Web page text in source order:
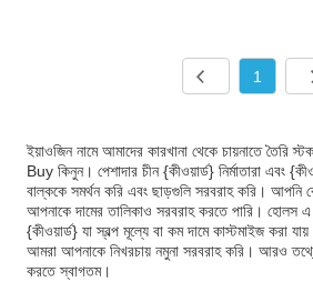
1
ইয়াওজিন নামে আমাদের কারখানা থেকে চায়নাতে তৈরি
Buy কিনুন। পেশাদার চীন {কীওয়ার্ড} নির্মাতারা এবং
বাল্ককে সমর্থন করি এবং ছাড়গুলি সরবরাহ করি। আপনি
আপনাকে দামের তালিকাও সরবরাহ করতে পারি। হোলস
{কীওয়ার্ড} যা স্বল্প মূল্যে বা কম দামে কাস্টমাইজ করা
আমরা আপনাকে নিখরচায় নমুনা সরবরাহ করি। আরও
করতে স্বাগতম।